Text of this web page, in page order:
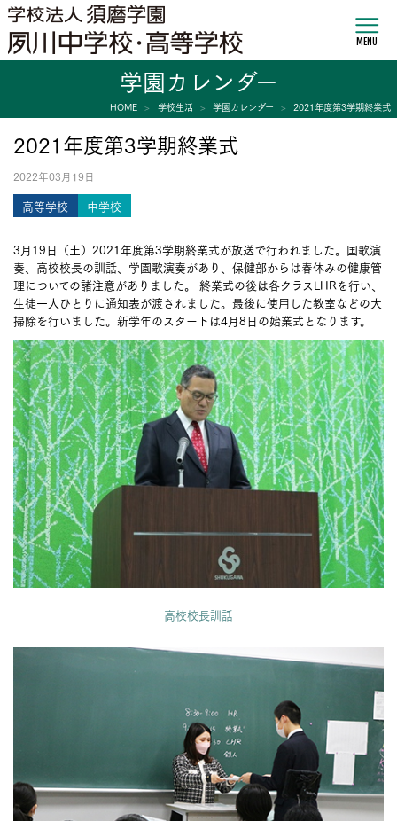
MENU
学園カレンダー
HOME 学校生活 学園カレンダー 2021年度第3学期終業式
2021年度第3学期終業式
2022年03月19日
高等学校 中学校
3月19日（土）2021年度第3学期終業式が放送で行われました。国歌演
奏、高校校長の訓話、学園歌演奏があり、保健部からは春休みの健康管
理についての諸注意がありました。 終業式の後は各クラスLHRを行い、
生徒一人ひとりに通知表が渡されました。最後に使用した教室などの大
掃除を行いました。新学年のスタートは4月8日の始業式となります。
高校校長訓話